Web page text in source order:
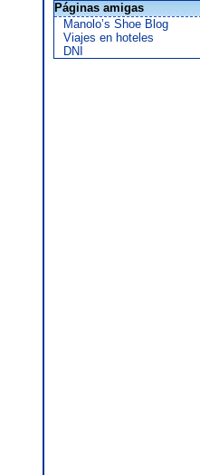
Páginas amigas
Manolo’s Shoe Blog
Viajes en hoteles
DNI